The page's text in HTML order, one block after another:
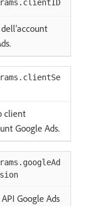
client
Google Ads.
Google Ads